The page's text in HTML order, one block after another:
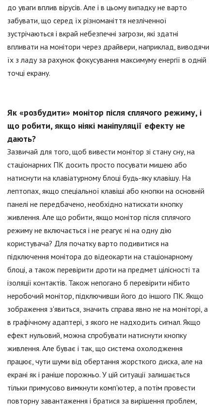
до уваги вплив вірусів. Але і в цьому випадку не варто
забувати, що серед їх різноманіття незліченної
зустрічаються і вкрай небезпечні загрози, які здатні
впливати на монітори через драйвери, наприклад, виводячи
їх з ладу за рахунок фокусування максимуму енергії в одній
точці екрану.
Як «розбудити» монітор після сплячого режиму, і
що робити, якщо ніякі маніпуляції ефекту не
дають?
Зазвичай для того, щоб вивести монітор зі стану сну, на
стаціонарних ПК досить просто посувати мишею або
натиснути на клавіатурному блоці будь-яку клавішу. На
лептопах, якщо спеціальної клавіші або кнопки на основній
панелі не передбачено, необхідно натискати кнопку
живлення. Але що робити, якщо монітор після сплячого
режиму не включається і не реагує ні на одну дію
користувача? Для початку варто подивитися на
підключення монітора до відеокарти на стаціонарному
блоці, а також перевірити дроти на предмет цілісності та
ізоляції контактів. Також непогано б перевірити нібито
неробочий монітор, підключивши його до іншого ПК. Якщо
зображення з'явиться, значить справа явно не на моніторі, а
в графічному адаптері, з якого не надходить сигнал. Якщо
ефект нульовий, можна спробувати натиснути кнопку
живлення. Але буває і так, що система охолодження
працює, чути шуми від обертання жорсткого диска, але на
екрані як і раніше порожньо. У цій ситуації залишається
тільки примусово вимкнути комп'ютер, а потім провести
повторну завантаження і братися за вирішення проблем,